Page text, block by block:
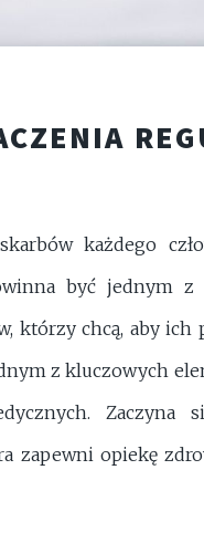
każdego
być jednym z
którzy chcą, aby
z kluczowych
Zaczyna
zapewni opiekę